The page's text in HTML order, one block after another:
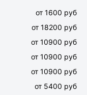
от 1600 руб
от 18200 руб
от 10900 руб
от 10900 руб
от 10900 руб
от 5400 руб